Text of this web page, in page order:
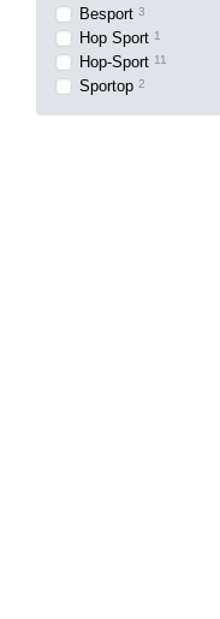
Besport 3
Hop Sport 1
Hop-Sport 11
Sportop 2